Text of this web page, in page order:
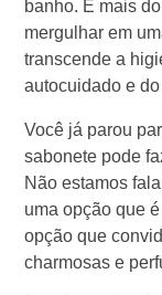
banho. E mais
mergulhar em
transcende a
autocuidado e
Você já parou
sabonete pode
Não estamos
uma opção que
opção que
charmosas e